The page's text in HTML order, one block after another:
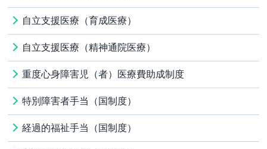
自立支援医療（育成医療）
自立支援医療（精神通院医療）
重度心身障害児（者）医療費助成制度
特別障害者手当（国制度）
経過的福祉手当（国制度）